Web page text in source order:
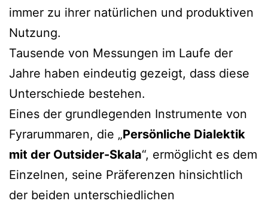
immer zu ihrer natürlichen und produktiven
Nutzung.
Tausende von Messungen im Laufe der
Jahre haben eindeutig gezeigt, dass diese
Unterschiede bestehen.
Eines der grundlegenden Instrumente von
Fyrarummaren, die „Persönliche Dialektik
mit der Outsider-Skala“, ermöglicht es dem
Einzelnen, seine Präferenzen hinsichtlich
der beiden unterschiedlichen